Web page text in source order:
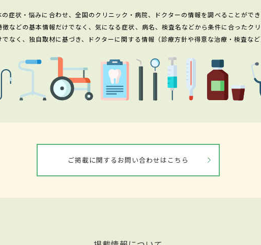
症状・悩みに合わせ、全国のクリニック・病院、ドクターの情報を調べることができ
などの基本情報だけでなく、気になる症状、病名、検査名などから条件に合ったク
なく、独自取材に基づき、ドクターに関する情報（診療方針や得意な治療・検査など
ご掲載に関するお問い合わせはこちら